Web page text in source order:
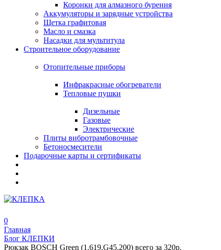
Коронки для алмазного бурения
Аккумуляторы и зарядные устройства
Щетка графитовая
Масло и смазка
Насадки для мультитула
Строительное оборудование
Отопительные приборы
Инфракрасные обогреватели
Тепловые пушки
Дизельные
Газовые
Электрические
Плиты вибротрамбовочные
Бетоносмесители
Подарочные карты и сертификаты
0
Главная
Блог КЛЕПКИ
Рюкзак BOSCH Green (1.619.G45.200) всего за 320р.